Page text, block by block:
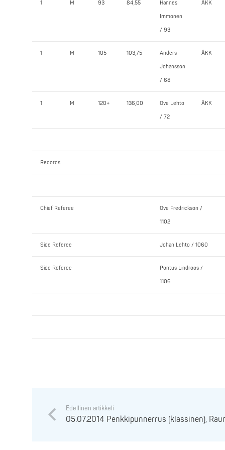
1 M 93 84,55 Hannes
Immonen
/ 93
ÅKK
1 M 105 103,75 Anders
Johansson
/ 68
ÅKK
1 M 120+ 136,00 Ove Lehto
/ 72
ÅKK
Records:
Chief Referee Ove Fredrickson /
1102
Side Referee Johan Lehto / 1060
Side Referee Pontus Lindroos /
1106
Edellinen artikkeli
05.07.2014 Penkkipunnerrus (klassinen),